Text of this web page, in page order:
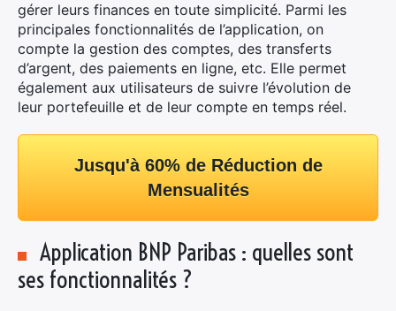
gérer leurs finances en toute simplicité. Parmi les
principales fonctionnalités de l’application, on
compte la gestion des comptes, des transferts
d’argent, des paiements en ligne, etc. Elle permet
également aux utilisateurs de suivre l’évolution de
leur portefeuille et de leur compte en temps réel.
Jusqu'à 60% de Réduction de
Mensualités
Application BNP Paribas : quelles sont
ses fonctionnalités ?